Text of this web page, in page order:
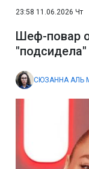
23:58 11.06.2026 Чт
Шеф-повар
"подсидела"
СЮЗАННА АЛЬ